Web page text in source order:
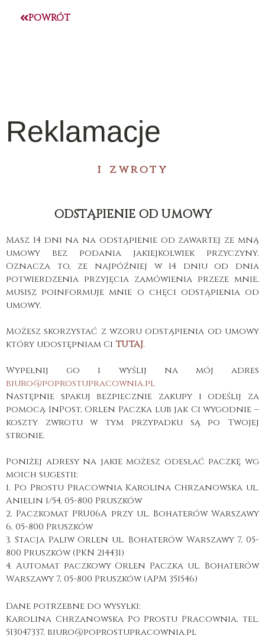
POWRÓT
Reklamacje
i zwroty
ODSTĄPIENIE OD UMOWY
Masz 14 dni na na odstąpienie od zawartej ze mną
umowy bez podania jakiejkolwiek przyczyny.
Oznacza to, ze najpóźniej w 14 dniu od dnia
potwierdzenia przyjęcia zamówienia przeze mnie,
musisz poinformuje mnie o chęci odstąpienia od
umowy.
Możesz skorzystać z wzoru odstąpienia od umowy
który udostępniam Ci TUTAJ.
Wypełnij go i wyślij na mój adres
biuro@poprostupracownia.pl
Następnie spakuj bezpiecznie zakupy i odeślij za
pomocą InPost, Orlen Paczka lub jak Ci wygodnie –
koszty zwrotu w tym przypadku są po Twojej
stronie.
Poniżej adresy na jakie możesz odesłać paczkę wg
moich sugestii:
1. Po Prostu Pracownia Karolina Chrzanowska ul.
Anielin 1/54, 05-800 Pruszków
2. Paczkomat PRU06A przy ul. Bohaterów Warszawy
6, 05-800 Pruszków
3. Stacja Paliw Orlen ul. Bohaterów Warszawy 7, 05-
800 Pruszków (PKN 214431)
4. Automat paczkowy Orlen Paczka ul. Bohaterów
Warszawy 7, 05-800 Pruszków (APM 351546)
Dane potrzebne do wysyłki:
Karolina Chrzanowska Po Prostu Pracownia, tel.
513047337, biuro@poprostupracownia.pl